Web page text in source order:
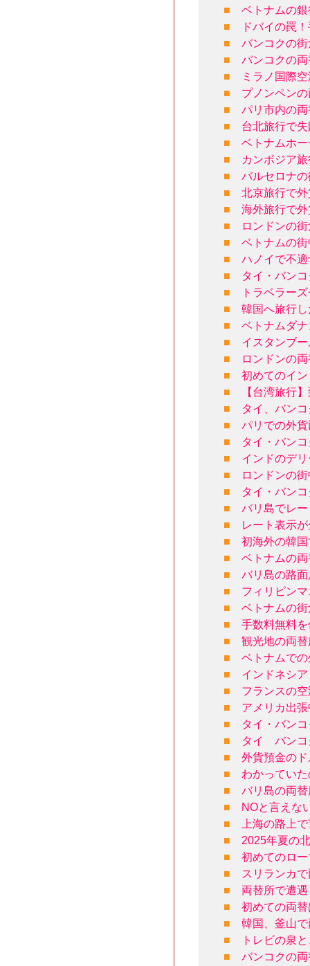
■
ベトナムの
■
ドバイの罠
■
バンコクの
■
バンコクの
■
ミラノ国際
■
プノンペン
■
パリ市内の
■
台北旅行で
■
ベトナムホ
■
カンボジア
■
バルセロナ
■
北京旅行で
■
海外旅行で
■
ロンドンの
■
ベトナムの
■
ハノイで不
■
タイ・バン
■
トラベラー
■
韓国へ旅行
■
ベトナムダ
■
イスタンブ
■
ロンドンの
■
初めてのイ
■
【台湾旅行
■
タイ、バン
■
パリでの外
■
タイ・バン
■
インドのデ
■
ロンドンの
■
タイ・バン
■
バリ島でレ
■
レート表示
■
初海外の韓
■
ベトナムの
■
バリ島の路
■
フィリピン
■
ベトナムの
■
手数料無料
■
観光地の両
■
ベトナムで
■
インドネシ
■
フランスの
■
アメリカ出
■
タイ・バン
■
タイ バンコ
■
外貨預金の
■
わかってい
■
バリ島の両
■
NOと言えな
■
上海の路上
■
2025年夏の
■
初めてのロ
■
スリランカ
■
両替所で遭
■
初めての両
■
韓国、釜山
■
トレビの泉
■
バンコクの